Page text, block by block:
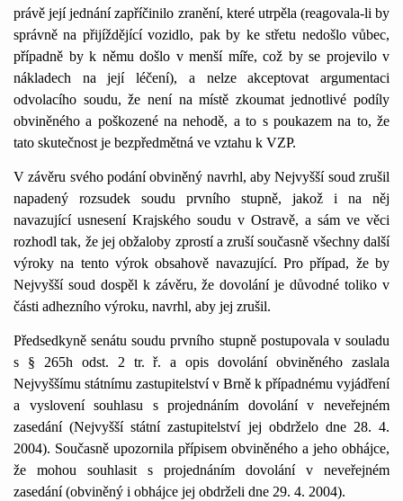
právě její jednání zapříčinilo zranění, které utrpěla (reagovala-li by
správně na přijíždějící vozidlo, pak by ke střetu nedošlo vůbec,
případně by k němu došlo v menší míře, což by se projevilo v
nákladech na její léčení), a nelze akceptovat argumentaci
odvolacího soudu, že není na místě zkoumat jednotlivé podíly
obviněného a poškozené na nehodě, a to s poukazem na to, že
tato skutečnost je bezpředmětná ve vztahu k VZP.
V závěru svého podání obviněný navrhl, aby Nejvyšší soud zrušil
napadený rozsudek soudu prvního stupně, jakož i na něj
navazující usnesení Krajského soudu v Ostravě, a sám ve věci
rozhodl tak, že jej obžaloby zprostí a zruší současně všechny další
výroky na tento výrok obsahově navazující. Pro případ, že by
Nejvyšší soud dospěl k závěru, že dovolání je důvodné toliko v
části adhezního výroku, navrhl, aby jej zrušil.
Předsedkyně senátu soudu prvního stupně postupovala v souladu
s § 265h odst. 2 tr. ř. a opis dovolání obviněného zaslala
Nejvyššímu státnímu zastupitelství v Brně k případnému vyjádření
a vyslovení souhlasu s projednáním dovolání v neveřejném
zasedání (Nejvyšší státní zastupitelství jej obdrželo dne 28. 4.
2004). Současně upozornila přípisem obviněného a jeho obhájce,
že mohou souhlasit s projednáním dovolání v neveřejném
zasedání (obviněný i obhájce jej obdrželi dne 29. 4. 2004).